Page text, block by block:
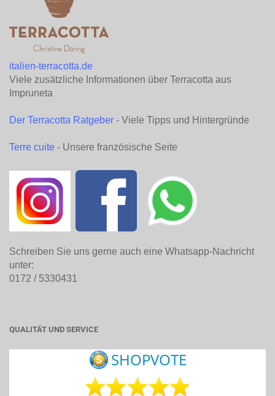
italien-terracotta.de
Viele zusätzliche Informationen über Terracotta aus
Impruneta
Der Terracotta Ratgeber - Viele Tipps und Hintergründe
Terre cuite - Unsere französische Seite
Schreiben Sie uns gerne auch eine Whatsapp-Nachricht
unter:
0172 / 5330431
QUALITÄT UND SERVICE